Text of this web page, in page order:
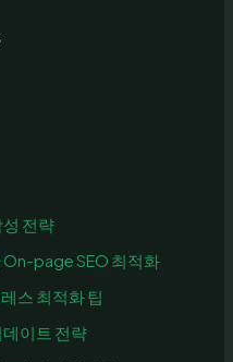
전략
On-page SEO 최적화
스 최적화 팁
이트 전략